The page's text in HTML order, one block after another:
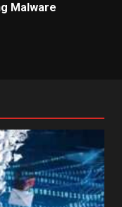
Malware